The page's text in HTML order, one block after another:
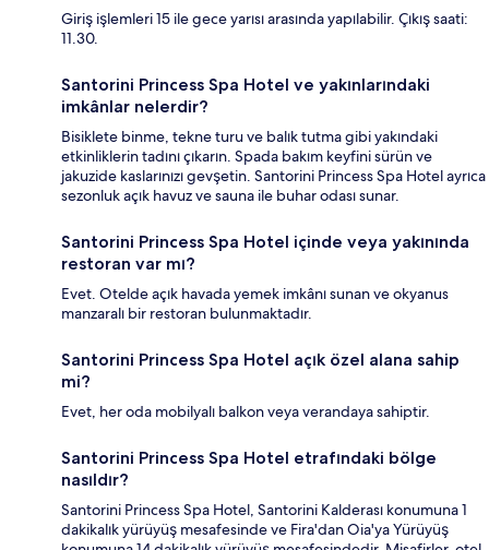
Giriş işlemleri 15 ile gece yarısı arasında yapılabilir. Çıkış saati:
11.30.
Santorini Princess Spa Hotel ve yakınlarındaki
imkânlar nelerdir?
Bisiklete binme, tekne turu ve balık tutma gibi yakındaki
etkinliklerin tadını çıkarın. Spada bakım keyfini sürün ve
jakuzide kaslarınızı gevşetin. Santorini Princess Spa Hotel ayrıca
sezonluk açık havuz ve sauna ile buhar odası sunar.
Santorini Princess Spa Hotel içinde veya yakınında
restoran var mı?
Evet. Otelde açık havada yemek imkânı sunan ve okyanus
manzaralı bir restoran bulunmaktadır.
Santorini Princess Spa Hotel açık özel alana sahip
mi?
Evet, her oda mobilyalı balkon veya verandaya sahiptir.
Santorini Princess Spa Hotel etrafındaki bölge
nasıldır?
Santorini Princess Spa Hotel, Santorini Kalderası konumuna 1
dakikalık yürüyüş mesafesinde ve Fira'dan Oia'ya Yürüyüş